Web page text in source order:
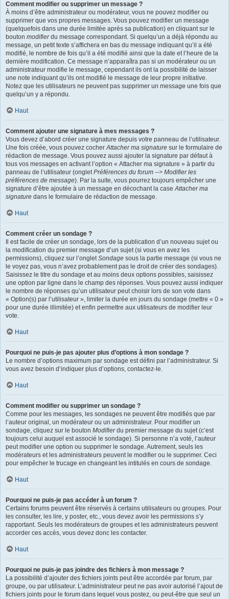
Comment modifier ou supprimer un message ?
À moins d’être administrateur ou modérateur, vous ne pouvez modifier ou
supprimer que vos propres messages. Vous pouvez modifier un message
(quelquefois dans une durée limitée après sa publication) en cliquant sur le
bouton modifierdu message correspondant. Si quelqu’un a déjà répondu au
message, un petit texte s’affichera en bas du message indiquant qu’il a été
modifié, le nombre de fois qu’il a été modifié ainsi que la date et l’heure de la
dernière modification. Ce message n’apparaîtra pas si un modérateur ou un
administrateur modifie le message, cependant ils ont la possibilité de laisser
une note indiquant qu’ils ont modifié le message de leur propre initiative.
Notez que les utilisateurs ne peuvent pas supprimer un message une fois que
quelqu’un y a répondu.
Haut
Comment ajouter une signature à mes messages ?
Vous devez d’abord créer une signature depuis votre panneau de l’utilisateur.
Une fois créée, vous pouvez cocherAttacher ma signature sur le formulaire de
rédaction de message. Vous pouvez aussi ajouter la signature par défaut à
tous vos messages en activant l’option « Attacher ma signature » à partir du
panneau de l’utilisateur (ongletPréférences du forum --> Modifier les
préférences de message). Par la suite, vous pourrez toujours empêcher une
signature d’être ajoutée à un message en décochant la caseAttacher ma
signature dans le formulaire de rédaction de message.
Haut
Comment créer un sondage ?
Il est facile de créer un sondage, lors de la publication d’un nouveau sujet ou
la modification du premier message d’un sujet (si vous en avez les
permissions), cliquez sur l’ongletSondage sous la partie message (si vous ne
le voyez pas, vous n’avez probablement pas le droit de créer des sondages).
Saisissez le titre du sondage et au moins deux options possibles, saisissez
une option par ligne dans le champ des réponses. Vous pouvez aussi indiquer
le nombre de réponses qu’un utilisateur peut choisir lors de son vote dans
« Option(s) par l’utilisateur », limiter la durée en jours du sondage (mettre « 0 »
pour une durée illimitée) et enfin permettre aux utilisateurs de modifier leur
vote.
Haut
Pourquoi ne puis-je pas ajouter plus d’options à mon sondage ?
Le nombre d’options maximum par sondage est défini par l’administrateur. Si
vous avez besoin d’indiquer plus d’options, contactez-le.
Haut
Comment modifier ou supprimer un sondage ?
Comme pour les messages, les sondages ne peuvent être modifiés que par
l’auteur original, un modérateur ou un administrateur. Pour modifier un
sondage, cliquez sur le bouton Modifierdu premier message du sujet (c’est
toujours celui auquel est associé le sondage). Si personne n’a voté, l’auteur
peut modifier une option ou supprimer le sondage. Autrement, seuls les
modérateurs et les administrateurs peuvent le modifier ou le supprimer. Ceci
pour empêcher le trucage en changeant les intitulés en cours de sondage.
Haut
Pourquoi ne puis-je pas accéder à un forum ?
Certains forums peuvent être réservés à certains utilisateurs ou groupes. Pour
les consulter, les lire, y poster, etc., vous devez avoir les permissions s’y
rapportant. Seuls les modérateurs de groupes et les administrateurs peuvent
accorder ces accès, vous devez donc les contacter.
Haut
Pourquoi ne puis-je pas joindre des fichiers à mon message ?
La possibilité d’ajouter des fichiers joints peut être accordée par forum, par
groupe, ou par utilisateur. L’administrateur peut ne pas avoir autorisé l’ajout de
fichiers joints pour le forum dans lequel vous postez, ou peut-être que seul un